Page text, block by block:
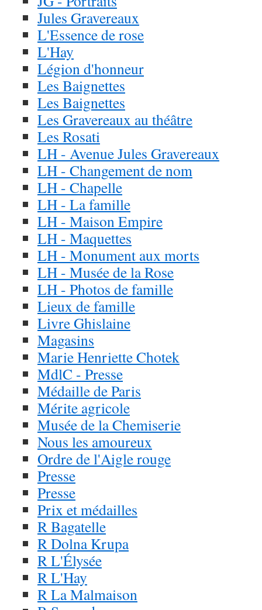
Jules Gravereaux
L'Essence de rose
L'Hay
Légion d'honneur
Les Baignettes
Les Baignettes
Les Gravereaux au théâtre
Les Rosati
LH - Avenue Jules Gravereaux
LH - Changement de nom
LH - Chapelle
LH - La famille
LH - Maison Empire
LH - Maquettes
LH - Monument aux morts
LH - Musée de la Rose
LH - Photos de famille
Lieux de famille
Livre Ghislaine
Magasins
Marie Henriette Chotek
MdlC - Presse
Médaille de Paris
Mérite agricole
Musée de la Chemiserie
Nous les amoureux
Ordre de l'Aigle rouge
Presse
Presse
Prix et médailles
R Bagatelle
R Dolna Krupa
R L'Élysée
R L'Hay
R La Malmaison